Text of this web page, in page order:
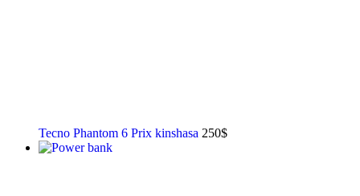
Tecno Phantom 6 Prix kinshasa 250$